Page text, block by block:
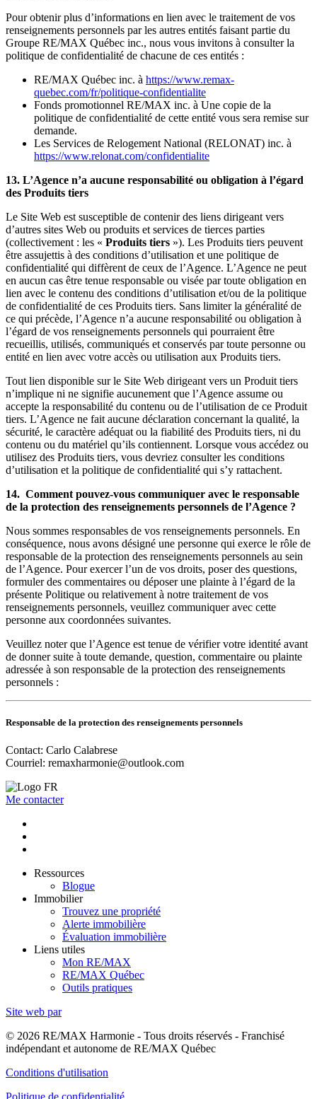
Pour obtenir plus d’informations en lien avec le traitement de vos
renseignements personnels par les autres entités faisant partie du
Groupe RE/MAX Québec inc., nous vous invitons à consulter la
politique de confidentialité de chacune de ces entités :
RE/MAX Québec inc. à https://www.remax-
quebec.com/fr/politique-confidentialite
Fonds promotionnel RE/MAX inc. à Une copie de la
politique de confidentialité de cette entité vous sera remise sur
demande.
Les Services de Relogement National (RELONAT) inc. à
https://www.relonat.com/confidentialite
13. L’Agence n’a aucune responsabilité ou obligation à l’égard
des Produits tiers
Le Site Web est susceptible de contenir des liens dirigeant vers
d’autres sites Web ou produits et services de tierces parties
(collectivement : les « Produits tiers »). Les Produits tiers peuvent
être assujettis à des conditions d’utilisation et une politique de
confidentialité qui diffèrent de ceux de l’Agence. L’Agence ne peut
en aucun cas être tenue responsable ou visée par toute obligation en
lien avec le contenu des conditions d’utilisation et/ou de la politique
de confidentialité de ces Produits tiers. Sans limiter la généralité de
ce qui précède, l’Agence n’a aucune responsabilité ou obligation à
l’égard de vos renseignements personnels qui pourraient être
recueillis, utilisés, communiqués et conservés par toute personne ou
entité en lien avec votre accès ou utilisation aux Produits tiers.
Tout lien disponible sur le Site Web dirigeant vers un Produit tiers
n’implique ni ne signifie aucunement que l’Agence assume ou
accepte la responsabilité du contenu ou de l’utilisation de ce Produit
tiers. L’Agence ne fait aucune déclaration concernant la qualité, la
sécurité, le caractère adéquat ou la fiabilité des Produits tiers, ni du
contenu ou du matériel qu’ils contiennent. Lorsque vous accédez ou
utilisez des Produits tiers, vous devriez consulter les conditions
d’utilisation et la politique de confidentialité qui s’y rattachent.
14. Comment pouvez-vous communiquer avec le responsable
de la protection des renseignements personnels de l’Agence ?
Nous sommes responsables de vos renseignements personnels. En
conséquence, nous avons désigné une personne qui exerce le rôle de
responsable de la protection des renseignements personnels au sein
de l’Agence. Pour exercer l’un de vos droits, poser des questions,
formuler des commentaires ou déposer une plainte à l’égard de la
présente Politique ou relativement à notre traitement de vos
renseignements personnels, veuillez communiquer avec cette
personne aux coordonnées suivantes.
Veuillez noter que l’Agence est tenue de vérifier votre identité avant
de donner suite à toute demande, question, commentaire ou plainte
adressée à son responsable de la protection des renseignements
personnels :
Responsable de la protection des renseignements personnels
Contact: Carlo Calabrese
Courriel: remaxharmonie@outlook.com
Me contacter
Ressources
Blogue
Immobilier
Trouvez une propriété
Alerte immobilière
Évaluation immobilière
Liens utiles
Mon RE/MAX
RE/MAX Québec
Outils pratiques
Site web par
© 2026 RE/MAX Harmonie - Tous droits réservés - Franchisé
indépendant et autonome de RE/MAX Québec
Conditions d'utilisation